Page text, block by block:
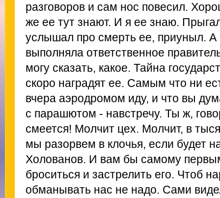
разговоров и сам нос повесил.
же ее тут знают. И я ее знаю.
услышал про смерть ее, приуныл. А
выполняла ответственное
могу сказать, какое. Тайна
скоро наградят ее. Самым что ни
вчера аэродромом иду, и что вы
с парашютом - навстречу. Ты ж,
смеется! Молчит цех. Молчит, в
мы разорвем в клочья, если будет
Холованов. И вам бы самому
броситься и застрелить его. Чтоб
обманывать нас не надо. Сами